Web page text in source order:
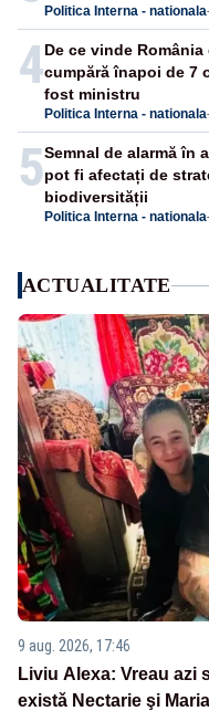
Politica Interna - nationala-
4
Politica Interna - nationala-
De ce vinde
cumpără înapoi de 7
fost ministru
5
Politica Interna - nationala-
Semnal de alarmă în
pot fi afectați de
biodiversității
ACTUALITATE
9 aug. 2026, 17:46
Liviu Alexa: Vreau azi
existǎ Nectarie şi